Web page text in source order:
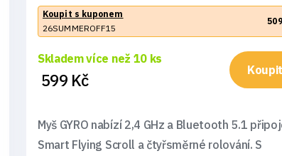
Koupit s kuponem
26SUMMEROFF15
Skladem více než 10 ks
599 Kč Koupit
Myš GYRO nabízí 2,4 GHz a Bluetooth 5.1
Smart Flying Scroll a čtyřsměrné rolování. S